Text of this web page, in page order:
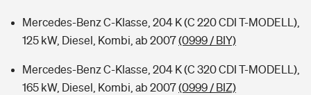
Mercedes-Benz C-Klasse, 204 K (C 220 CDI T-MODELL),
125 kW, Diesel, Kombi, ab 2007(0999 / BIY)
Mercedes-Benz C-Klasse, 204 K (C 320 CDI T-MODELL),
165 kW, Diesel, Kombi, ab 2007(0999 / BIZ)